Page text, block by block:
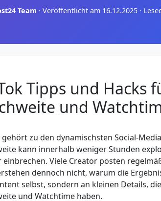
Team · Veröffentlicht am 16.12.2025 ·
Tipps und Hacks
und
gehört zu den dynamischsten Social-
kann innerhalb weniger Stunden
einbrechen. Viele Creator posten
dennoch nicht, warum die
selbst, sondern an kleinen Details,
und Watchtime haben.